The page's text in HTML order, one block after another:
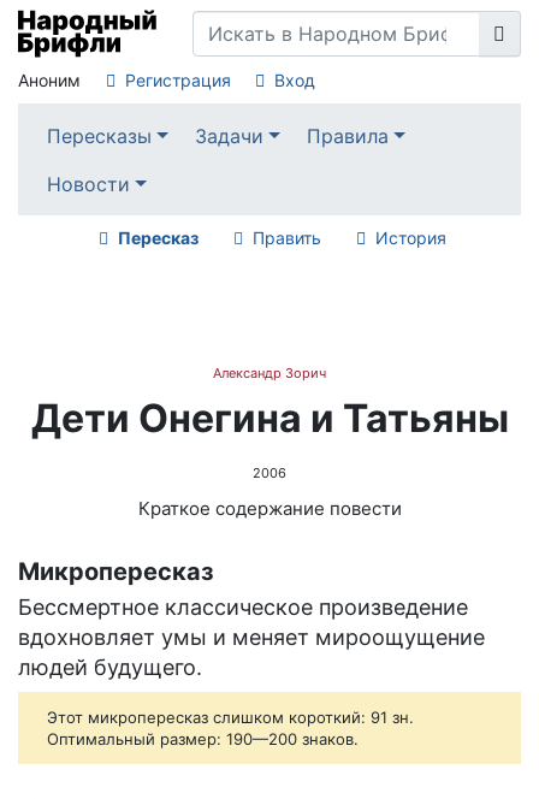
Аноним Регистрация Вход
Пересказы Задачи
Правила
Новости
Пересказ Править История
Александр Зорич
Дети Онегина и Татьяны
2006
Краткое содержание повести
Микропересказ
Бессмертное классическое произведение
вдохновляет умы и меняет мироощущение
людей будущего.
Этот микропересказ слишком короткий: 91 зн.
Оптимальный размер: 190—200 знаков.